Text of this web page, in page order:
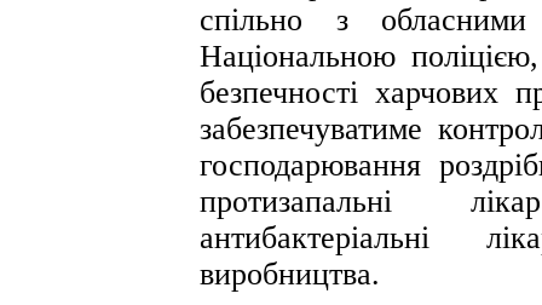
спільно з обласними
Національною
безпечності харчових
забезпечуватиме
господарювання
протизапальні
антибактеріальні
виробництва.